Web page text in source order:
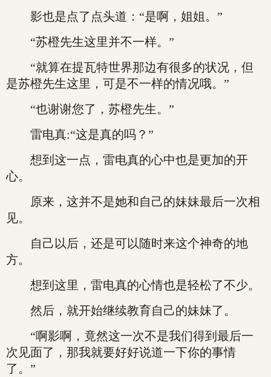
影也是点了点头道：“是啊，姐姐。”
“苏橙先生这里并不一样。”
“就算在提瓦特世界那边有很多的状况，但
是苏橙先生这里，可是不一样的情况哦。”
“也谢谢您了，苏橙先生。”
雷电真:“这是真的吗？”
想到这一点，雷电真的心中也是更加的开
心。
原来，这并不是她和自己的妹妹最后一次相
见。
自己以后，还是可以随时来这个神奇的地
方。
想到这里，雷电真的心情也是轻松了不少。
然后，就开始继续教育自己的妹妹了。
“啊影啊，竟然这一次不是我们得到最后一
次见面了，那我就要好好说道一下你的事情
了。”